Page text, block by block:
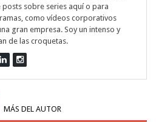
posts sobre series aquí o para
como vídeos corporativos
gran empresa. Soy un intenso y
de las croquetas.
MÁS DEL AUTOR